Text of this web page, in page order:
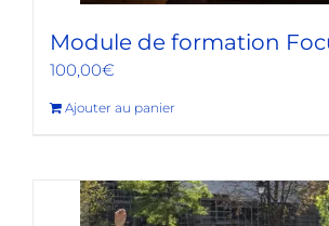
Module de formation
100,00€
Ajouter au panier